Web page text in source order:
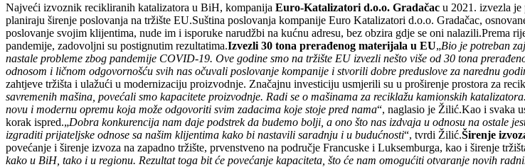
Najveći izvoznik recikliranih katalizatora u BiH, kompanija Euro-Katalizatori d.o.o. Gradačac u 2021. izvezla
planiraju širenje poslovanja na tržište EU.Suština poslovanja kompanije Euro Katalizatori d.o.o. Gradačac,
poslovanje svojim klijentima, nude im i isporuke narudžbi na kućnu adresu, bez obzira gdje se oni nalazili.Prema
pandemije, zadovoljni su postignutim rezultatima.Izvezli 30 tona prerađenog materijala u EU„Bio je potreban
nastale probleme zbog pandemije COVID-19. Ove godine smo na tržište EU izvezli nešto više od 30 tona
odnosom i ličnom odgovornošću svih nas očuvali poslovanje kompanije i stvorili dobre preduslove za narednu
zahtjeve tržišta i ulažući u modernizaciju proizvodnje. Značajnu investiciju usmjerili su u proširenje prostora za
savremenih mašina, povećali smo kapacitete proizvodnje. Radi se o mašinama za reciklažu kamionskih
novu i modernu opremu koja može odgovoriti svim zadacima koje stoje pred nama“, naglasio je Žilić.Kao i svaka
korak ispred.„Dobra konkurencija nam daje podstrek da budemo bolji, a ono što nas izdvaja u odnosu na ostale
izgraditi prijateljske odnose sa našim klijentima kako bi nastavili saradnju i u budućnosti“, tvrdi Žilić.Širenje
povećanje i širenje izvoza na zapadno tržište, prvenstveno na područje Francuske i Luksemburga, kao i širenje
kako u BiH, tako i u regionu. Rezultat toga bit će povećanje kapaciteta, što će nam omogućiti otvaranje novih